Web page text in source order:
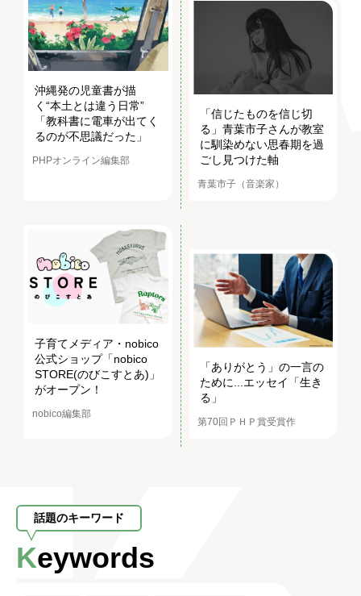
沖縄発の児童書が描
く“本土とは違う日常”
「教科書に電車が出てく
るのが不思議だった」
PHPオンライン編集部
「信じたものを信じ切
る」青葉市子さんが教室
に馴染めない思春期を過
ごし見つけた軸
青葉市子（音楽家）
子育てメディア・nobico
公式ショップ「nobico
STORE(のびこすとあ)」
がオープン！
nobico編集部
「ありがとう」の一言の
ために...エッセイ「生き
る」
第70回ＰＨＰ賞受賞作
話題のキーワード
Keywords